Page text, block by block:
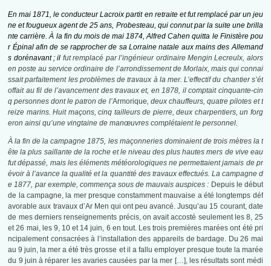
En mai 1871, le conducteur Lacroix partit en retraite et fut remplacé par un jeu
ne et fougueux agent de 25 ans, Probesteau, qui connut par la suite une brilla
nte carrière. À la fin du mois de mai 1874, Alfred Cahen quitta le Finistère pou
r Épinal afin de se rapprocher de sa Lorraine natale aux mains des Allemand
s dorénavant ; il fut remplacé par l’ingénieur ordinaire Mengin Lecreulx, alors
en poste au service ordinaire de l’arrondissement de Morlaix, mais qui connai
ssait parfaitement les problèmes de travaux à la mer. L’effectif du chantier s’ét
offait au fil de l’avancement des travaux et, en 1878, il comptait cinquante-cin
q personnes dont le patron de l’Armorique, deux chauffeurs, quatre pilotes et t
reize marins. Huit maçons, cinq tailleurs de pierre, deux charpentiers, un forg
eron ainsi qu’une vingtaine de manœuvres complétaient le personnel.
À la fin de la campagne 1875, les maçonneries dominaient de trois mètres la t
ête la plus saillante de la roche et le niveau des plus hautes mers de vive eau
fut dépassé, mais les éléments météorologiques ne permettaient jamais de pr
évoir à l’avance la qualité et la quantité des travaux effectués. La campagne d
e 1877, par exemple, commença sous de mauvais auspices : Depuis le début
de la campagne, la mer presque constamment mauvaise a été longtemps déf
avorable aux travaux d’Ar Men qui ont peu avancé. Jusqu’au 15 courant, date
de mes derniers renseignements précis, on avait accosté seulement les 8, 25
et 26 mai, les 9, 10 et 14 juin, 6 en tout. Les trois premières marées ont été pri
ncipalement consacrées à l’installation des appareils de bardage. Du 26 mai
au 9 juin, la mer a été très grosse et il a fallu employer presque toute la marée
du 9 juin à réparer les avaries causées par la mer […], les résultats sont médi